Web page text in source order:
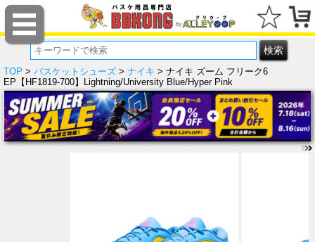
TOP > バスケットシューズ > ナイキ > ナイキ ズーム フリーク6
EP【HF1819-700】Lightning/University Blue/Hyper Pink